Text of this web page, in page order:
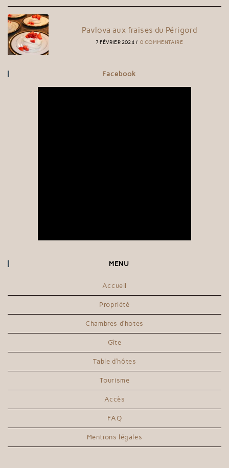
Pavlova aux fraises du Périgord
7 FÉVRIER 2024 / 0 COMMENTAIRE
Facebook
MENU
Accueil
Propriété
Chambres d’hotes
Gîte
Table d’hôtes
Tourisme
Accès
FAQ
Mentions légales